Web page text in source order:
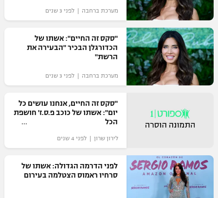
"מחצית בשכונה" – פודקאסט
משתתפים וזוכים בפרסים
תקנון משתתפים וזוכים בפרסים
תקנון עבור פעילות ספורט 1 – "מרלן"
טניס
גיימינג E-Sports
מדיניות פרטיות
אופניים
ספורט מוטורי
כדורמים
בייסבול MLB
אומנויות לחימה
גיימינג E-Sports
מערכת ברחבה | לפני 3 שנים
"סקס זה החיים": אשתו של
הכדורגלן הבכיר "הבעירה את
הרשת"
מערכת ברחבה | לפני 3 שנים
"סקס זה החיים, אנחנו עושים כל
יום": אשתו של כוכב פ.ס.ז' חושפת
הכל
לירון שרון | לפני 4 שנים
לפני הדרמה הגדולה: אשתו של
סרחיו ראמוס הצטלמה בעירום